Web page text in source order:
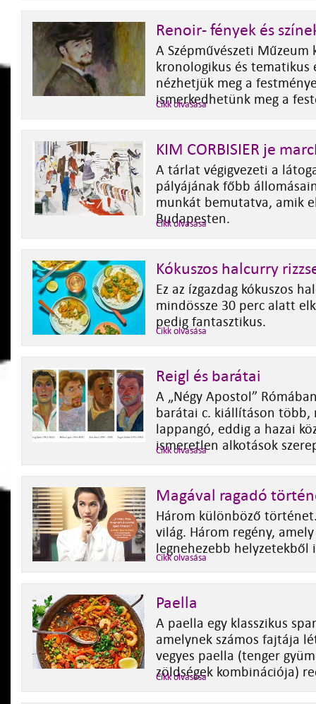
Renoir- fények és
A Szépművészeti
kronologikus és tematikus
nézhetjük meg a
ismerkedhetünk meg a
Cikk olvasása
KIM CORBISIER je
A tárlat végigvezeti a
pályájának főbb
munkát bemutatva, amik
Budapesten.
Cikk olvasása
Kókuszos halcurry
Ez az ízgazdag kókuszos
mindössze 30 perc alatt
pedig fantasztikus.
Cikk olvasása
Reigl és barátai
A „Négy Apostol”
barátai c. kiállításon több,
lappangó, eddig a hazai
ismeretlen alkotások
Cikk olvasása
Magával ragadó
Három különböző
világ. Három regény,
legnehezebb
Cikk olvasása
Paella
A paella egy klasszikus
amelynek számos fajtája
vegyes paella (tenger
zöldségek kombinációja)
Cikk olvasása